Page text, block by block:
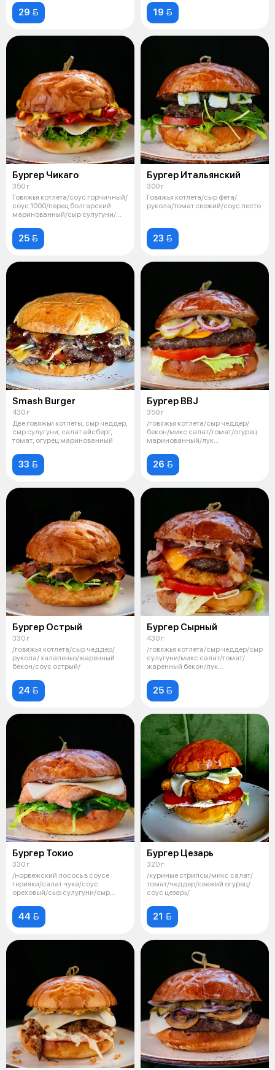
29  19 
Бургер Чикаго
350 г
Говяжья котлета/соус горчичный/
соус 1000/перец болгарский
маринованный/сыр сулугуни/
25 
Бургер Итальянский
300 г
Говяжья котлета/сыр фета/
рукола/томат свежий/соус песто
23 
Smash Burger
430 г
Две говяжьи котлеты, сыр чеддер,
сыр сулугуни, салат айсберг,
томат, огурец маринованный
33 
Бургер BBJ
350 г
/говяжья котлета/сыр чеддер/
бекон/микс салат/томат/огурец
маринованный/лук
26 
Бургер Острый
330 г
/говяжья котлета/сыр чеддер/
рукола/ халапеньо/жаренный
бекон/соус острый/
24 
Бургер Сырный
430 г
/говяжья котлета/сыр чеддер/сыр
сулугуни/микс салат/томат/
жаренный бекон/лук
25 
Бургер Токио
330 г
/норвежский лосось в соусе
терияки/салат чука/соус
ореховый/сыр сулугуни/сыр
44 
Бургер Цезарь
320 г
/куриные стрипсы/микс салат/
томат/чеддер/свежий огурец/
соус цезарь/
21 